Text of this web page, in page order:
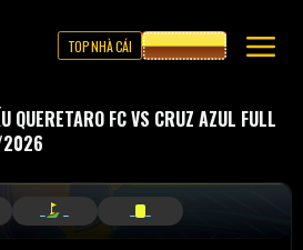
TOP NHÀ CÁI CƯỢC 8XBET
QUERETARO FC VS CRUZ AZUL FULL
_